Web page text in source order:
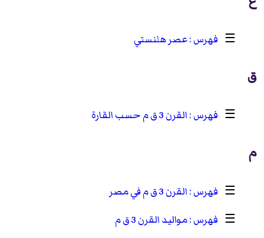
☰ عصر هلنستي
ق
☰ القرن 3 ق م حسب القارة
م
☰
القرن 3 ق م في مصر
☰
مواليد القرن 3 ق م